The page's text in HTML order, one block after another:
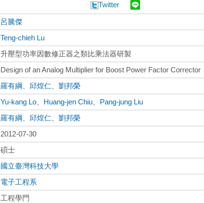
Twitter
呂騰傑
Teng-chieh Lu
升壓型功率因數修正器之類比乘法器研製
Design of an Analog Multiplier for Boost Power Factor Corrector
羅有綱 、邱煌仁 、劉邦榮
Yu-kang Lo Huang-jen Chiu
Pang-jung Liu
羅有綱 、邱煌仁 、劉邦榮
2012-07-30
碩士
國立臺灣科技大學
電子工程系
工程學門